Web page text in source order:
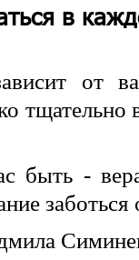
в
от
быть -
заботься